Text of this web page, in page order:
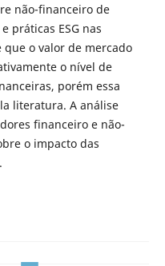
não-financeiro de
práticas ESG nas
o valor de mercado
o nível de
porém essa
literatura. A análise
financeiro e não-
o impacto das